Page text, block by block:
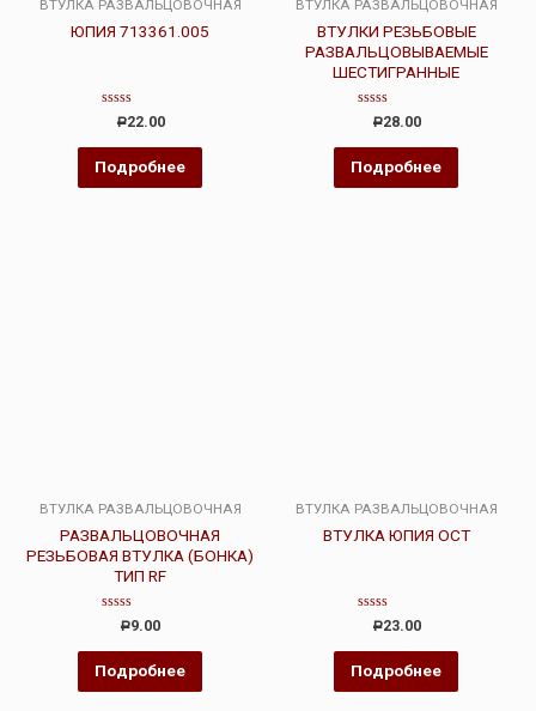
ВТУЛКА РАЗВАЛЬЦОВОЧНАЯ
ЮПИЯ 713361.005
Оценка
из
5
Р22.00
Подробнее
ВТУЛКА РАЗВАЛЬЦОВОЧНАЯ
ВТУЛКИ РЕЗЬБОВЫЕ
РАЗВАЛЬЦОВЫВАЕМЫЕ
ШЕСТИГРАННЫЕ
Оценка
из
5
Р28.00
Подробнее
ВТУЛКА РАЗВАЛЬЦОВОЧНАЯ
РАЗВАЛЬЦОВОЧНАЯ
РЕЗЬБОВАЯ ВТУЛКА (БОНКА)
ТИП RF
Оценка
из
5
Р9.00
Подробнее
ВТУЛКА РАЗВАЛЬЦОВОЧНАЯ
ВТУЛКА ЮПИЯ ОСТ
Оценка
из
5
Р23.00
Подробнее